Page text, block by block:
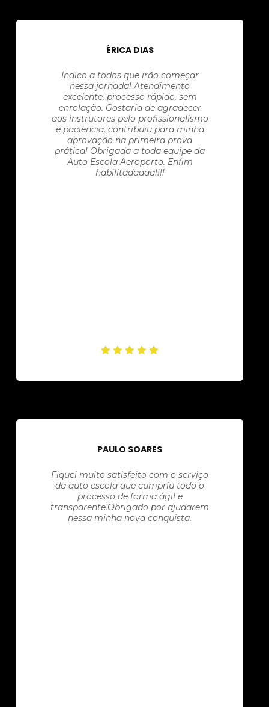
ÉRICA DIAS
Indico a todos que irão começar
nessa jornada! Atendimento
excelente, processo rápido, sem
enrolação. Gostaria de agradecer
aos instrutores pelo profissionalismo
e paciência, contribuiu para minha
aprovação na primeira prova
prática! Obrigada a toda equipe da
Auto Escola Aeroporto. Enfim
habilitadaaaa!!!!
PAULO SOARES
Fiquei muito satisfeito com o serviço
da auto escola que cumpriu todo o
processo de forma ágil e
transparente.Obrigado por ajudarem
nessa minha nova conquista.